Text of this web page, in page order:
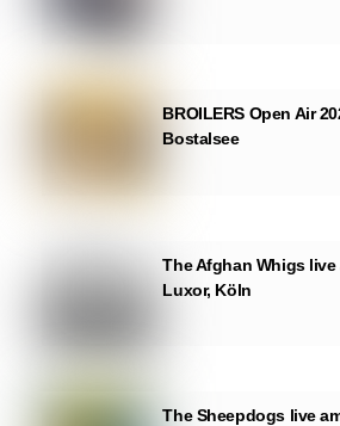
BROILERS Open Air
Bostalsee
The Afghan Whigs live
Luxor, Köln
The Sheepdogs live